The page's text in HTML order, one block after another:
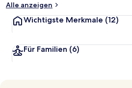
Alle anzeigen
Wichtigste Merkmale (12)
Für Familien (6)